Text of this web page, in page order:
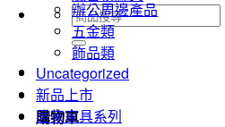
搜
尋
關
鍵
字:
購物車
辦公周邊產品
五金類
飾品類
Uncategorized
新品上市
居家家具系列